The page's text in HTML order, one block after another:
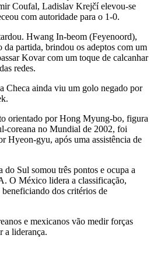
Coufal, Ladislav Krejčí elevou-se
com autoridade para o 1-0.
Hwang In-beom (Feyenoord),
partida, brindou os adeptos com um
Kovar com um toque de calcanhar
redes.
Checa ainda viu um golo negado por
orientado por Hong Myung-bo, figura
coreana no Mundial de 2002, foi
Hyeon-gyu, após uma assistência de
do Sul somou três pontos e ocupa a
O México lidera a classificação,
dos critérios de
e mexicanos vão medir forças
a liderança.